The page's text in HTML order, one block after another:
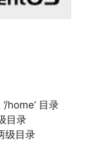
home’ 目录
目录
级目录